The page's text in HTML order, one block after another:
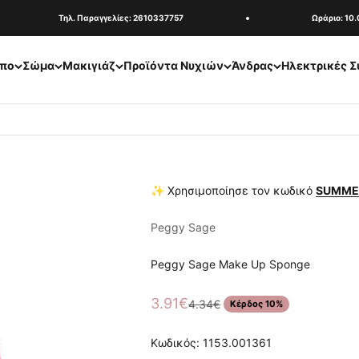
Τηλ. Παραγγελίες: 2610337757 Ωράριο:
Σώμα Μακιγιάζ Προϊόντα Νυχιών Άνδρας Ηλεκτρικές
✨ Χρησιμοποίησε τον κωδικό
Peggy Sage
Peggy Sage Make Up Sponge
Τιμή πώλησης
3.91€Κανονική τιμή
4.34€ Κέρδος 10%
Κωδικός: 1153.001361